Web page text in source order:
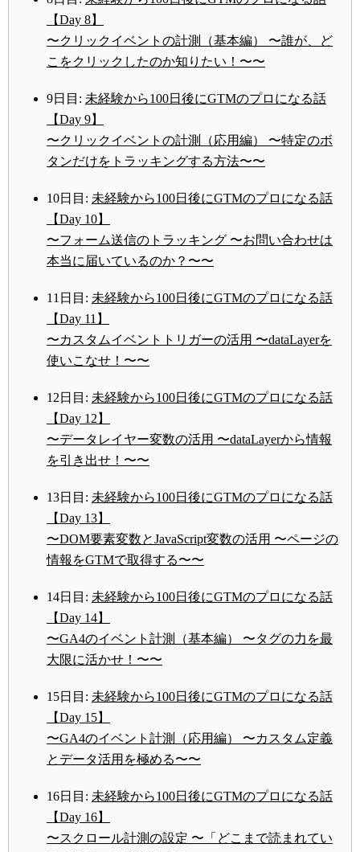
【Day 8】
〜クリックイベントの計測（基本編） 〜誰が、ど
こをクリックしたのか知りたい！〜〜
9日目: 未経験から100日後にGTMのプロになる話
【Day 9】
〜クリックイベントの計測（応用編） 〜特定のボ
タンだけをトラッキングする方法〜〜
10日目: 未経験から100日後にGTMのプロになる話
【Day 10】
〜フォーム送信のトラッキング 〜お問い合わせは
本当に届いているのか？〜〜
11日目: 未経験から100日後にGTMのプロになる話
【Day 11】
〜カスタムイベントトリガーの活用 〜dataLayerを
使いこなせ！〜〜
12日目: 未経験から100日後にGTMのプロになる話
【Day 12】
〜データレイヤー変数の活用 〜dataLayerから情報
を引き出せ！〜〜
13日目: 未経験から100日後にGTMのプロになる話
【Day 13】
〜DOM要素変数とJavaScript変数の活用 〜ページの
情報をGTMで取得する〜〜
14日目: 未経験から100日後にGTMのプロになる話
【Day 14】
〜GA4のイベント計測（基本編） 〜タグの力を最
大限に活かせ！〜〜
15日目: 未経験から100日後にGTMのプロになる話
【Day 15】
〜GA4のイベント計測（応用編） 〜カスタム定義
とデータ活用を極める〜〜
16日目: 未経験から100日後にGTMのプロになる話
【Day 16】
〜スクロール計測の設定 〜「どこまで読まれてい